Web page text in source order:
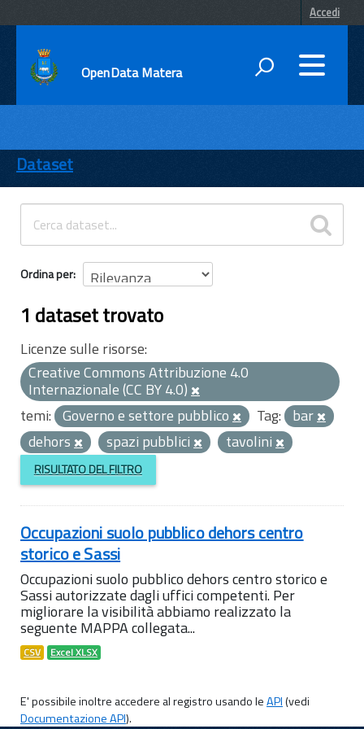
Accedi
OpenData Matera
ENTI
TEMI
INFORMAZIONI
Dataset
Ordina per
1 dataset trovato
Licenze sulle risorse:
Creative Commons Attribuzione 4.0
Internazionale (CC BY 4.0)
temi: Governo e settore pubblico Tag: bar
dehors
spazi pubblici tavolini
RISULTATO DEL FILTRO
Occupazioni suolo pubblico dehors centro
storico e Sassi
Occupazioni suolo pubblico dehors centro storico e
Sassi autorizzate dagli uffici competenti. Per
migliorare la visibilità abbiamo realizzato la
seguente MAPPA collegata...
CSV Excel XLSX
E' possibile inoltre accedere al registro usando leAPI(vedi
Documentazione API).